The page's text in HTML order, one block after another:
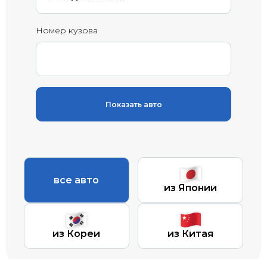
Номер кузова
Показать авто
все авто
из Японии
из Кореи из Китая